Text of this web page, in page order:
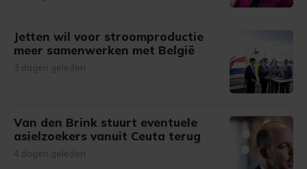
Jetten wil voor stroomproductie
meer samenwerken met België
3 dagen geleden
Van den Brink stuurt eventuele
asielzoekers vanuit Ceuta terug
4 dagen geleden